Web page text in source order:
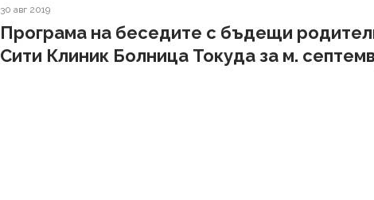
30 авг 2019
Програма на беседите с бъдещи
Сити Клиник Болница Токуда за м.